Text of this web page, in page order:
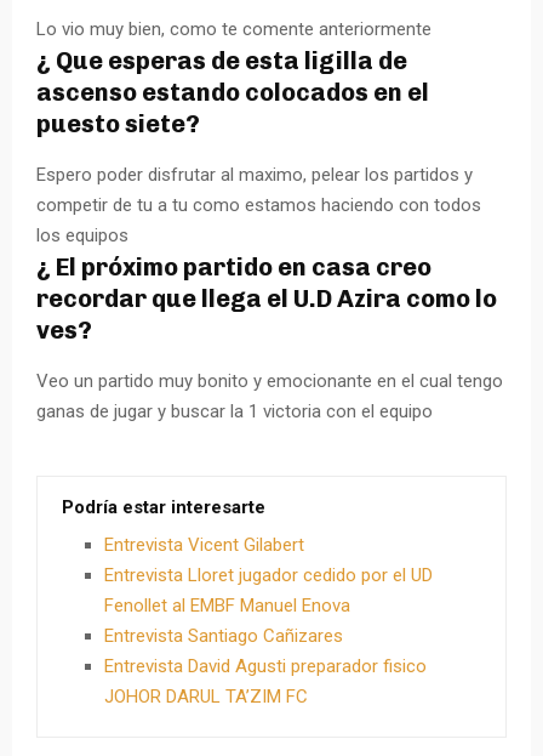
Lo vio muy bien, como te comente anteriormente
¿ Que esperas de esta ligilla de
ascenso estando colocados en el
puesto siete?
Espero poder disfrutar al maximo, pelear los partidos y
competir de tu a tu como estamos haciendo con todos
los equipos
¿ El próximo partido en casa creo
recordar que llega el U.D Azira como lo
ves?
Veo un partido muy bonito y emocionante en el cual tengo
ganas de jugar y buscar la 1 victoria con el equipo
Podría estar interesarte
Entrevista Vicent Gilabert
Entrevista Lloret jugador cedido por el UD
Fenollet al EMBF Manuel Enova
Entrevista Santiago Cañizares
Entrevista David Agusti preparador fisico
JOHOR DARUL TA’ZIM FC